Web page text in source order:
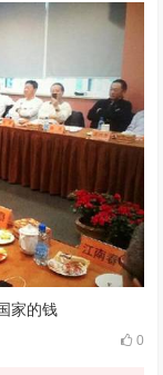
家的钱
0